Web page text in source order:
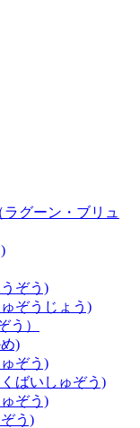
グーン・ブリュ
ぞう)
ぞうじょう)
う）
)
ぞう)
ばいしゅぞう)
ぞう)
う)